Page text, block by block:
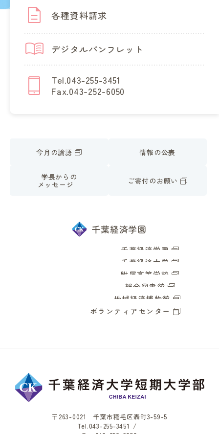
各種資料請求
デジタルパンフレット
Tel.043-255-3451
Fax.043-252-6050
今月の論語 情報の公表
学長からの
メッセージ
ご寄付のお願い
千葉経済学園
千葉経済学園
千葉経済大学
附属高等学校
総合図書館
地域経済博物館
ボランティアセンター
〒263-0021 千葉市稲毛区轟町3-59-5
Tel.043-255-3451 /